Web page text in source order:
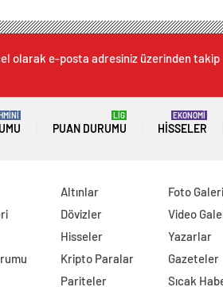
olarak e-posta adresiniz üzerinden takip
PUAN DURUMU
LİG
HISSELER
EKONOMİ
Altınlar
Dövizler
Hisseler
Kripto Paralar
Pariteler
Foto Galeri
Video
Yazarlar
Gazeteler
Sıcak